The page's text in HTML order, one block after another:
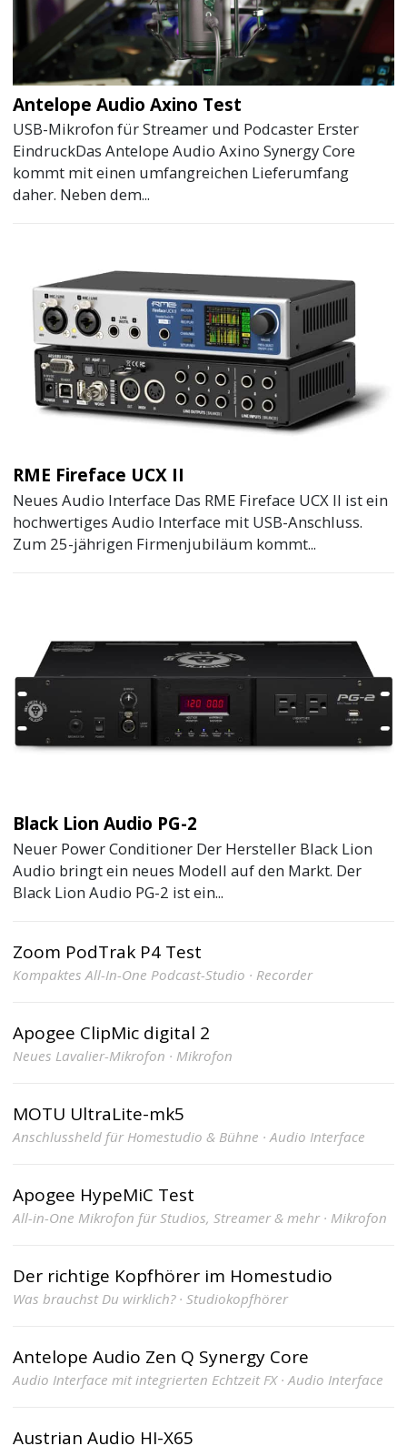
Antelope Audio Axino Test
USB-Mikrofon für Streamer und Podcaster Erster
EindruckDas Antelope Audio Axino Synergy Core
kommt mit einen umfangreichen Lieferumfang
daher. Neben dem...
RME Fireface UCX II
Neues Audio Interface Das RME Fireface UCX II ist ein
hochwertiges Audio Interface mit USB-Anschluss.
Zum 25-jährigen Firmenjubiläum kommt...
Black Lion Audio PG-2
Neuer Power Conditioner Der Hersteller Black Lion
Audio bringt ein neues Modell auf den Markt. Der
Black Lion Audio PG-2 ist ein...
Zoom PodTrak P4 Test
Kompaktes All-In-One Podcast-Studio · Recorder
Apogee ClipMic digital 2
Neues Lavalier-Mikrofon · Mikrofon
MOTU UltraLite-mk5
Anschlussheld für Homestudio & Bühne · Audio Interface
Apogee HypeMiC Test
All-in-One Mikrofon für Studios, Streamer & mehr · Mikrofon
Der richtige Kopfhörer im Homestudio
Was brauchst Du wirklich? · Studiokopfhörer
Antelope Audio Zen Q Synergy Core
Audio Interface mit integrierten Echtzeit FX · Audio Interface
Austrian Audio HI-X65